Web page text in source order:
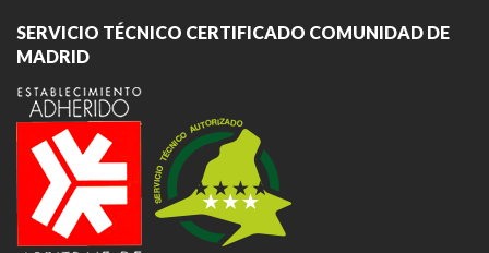
SERVICIO TÉCNICO CERTIFICADO COMUNIDAD DE
MADRID